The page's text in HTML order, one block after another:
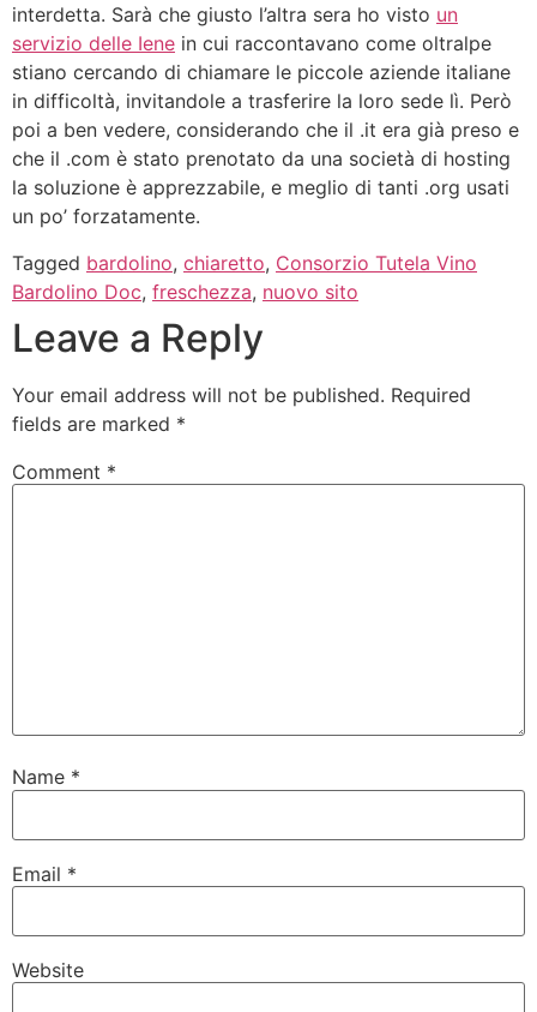
interdetta. Sarà che giusto l’altra sera ho visto un
servizio delle Iene in cui raccontavano come oltralpe
stiano cercando di chiamare le piccole aziende italiane
in difficoltà, invitandole a trasferire la loro sede lì. Però
poi a ben vedere, considerando che il .it era già preso e
che il .com è stato prenotato da una società di hosting
la soluzione è apprezzabile, e meglio di tanti .org usati
un po’ forzatamente.
Tagged bardolino, chiaretto, Consorzio Tutela Vino
Bardolino Doc, freschezza, nuovo sito
Leave a Reply
Your email address will not be published. Required
fields are marked *
Comment *
Name *
Email *
Website